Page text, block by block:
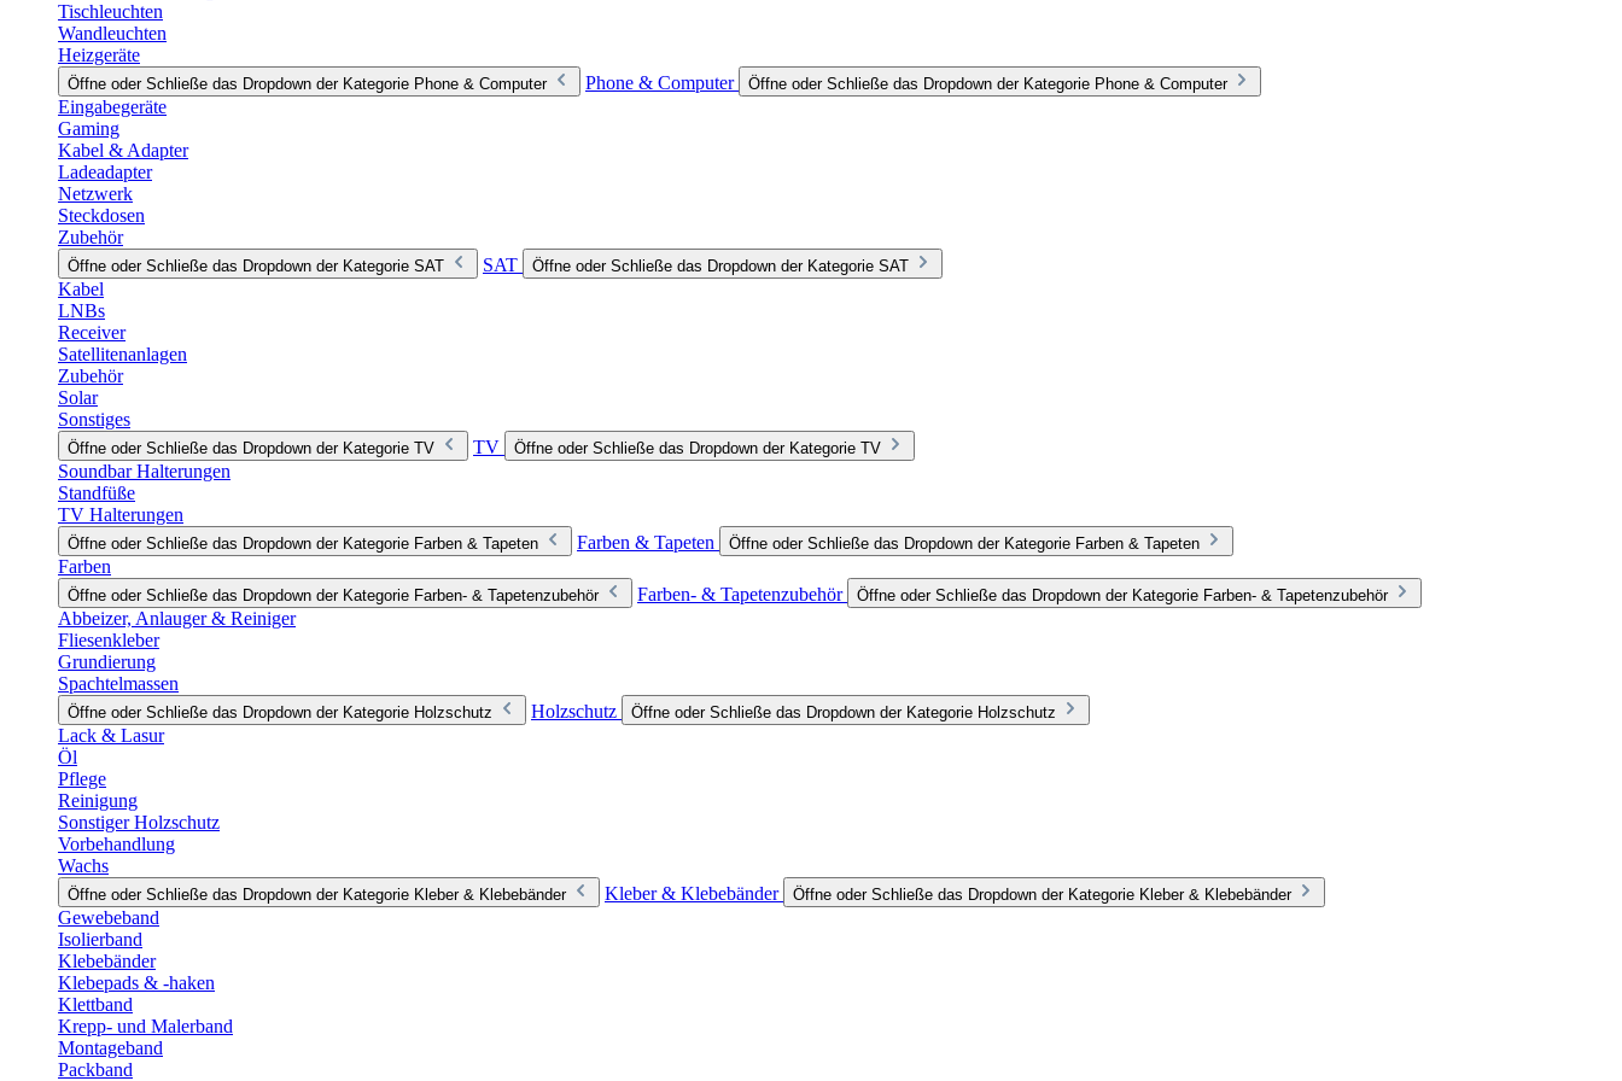
Tischleuchten
Wandleuchten
Heizgeräte
Öffne oder Schließe das Dropdown der Kategorie Phone & Computer Phone & Computer Öffne oder Schließe das Dropdown der Kategorie Phone & Computer
Eingabegeräte
Gaming
Kabel & Adapter
Ladeadapter
Netzwerk
Steckdosen
Zubehör
Öffne oder Schließe das Dropdown der Kategorie SAT SAT Öffne oder Schließe das Dropdown der Kategorie SAT
Kabel
LNBs
Receiver
Satellitenanlagen
Zubehör
Solar
Sonstiges
Öffne oder Schließe das Dropdown der Kategorie TV TV Öffne oder Schließe das Dropdown der Kategorie TV
Soundbar Halterungen
Standfüße
TV Halterungen
Öffne oder Schließe das Dropdown der Kategorie Farben & Tapeten Farben & Tapeten Öffne oder Schließe das Dropdown der Kategorie Farben & Tapeten
Farben
Öffne oder Schließe das Dropdown der Kategorie Farben- & Tapetenzubehör Farben- & Tapetenzubehör Öffne oder Schließe das Dropdown der Kategorie Farben- & Tapetenzubehör
Abbeizer, Anlauger & Reiniger
Fliesenkleber
Grundierung
Spachtelmassen
Öffne oder Schließe das Dropdown der Kategorie Holzschutz Holzschutz Öffne oder Schließe das Dropdown der Kategorie Holzschutz
Lack & Lasur
Öl
Pflege
Reinigung
Sonstiger Holzschutz
Vorbehandlung
Wachs
Öffne oder Schließe das Dropdown der Kategorie Kleber & Klebebänder Kleber & Klebebänder Öffne oder Schließe das Dropdown der Kategorie Kleber & Klebebänder
Gewebeband
Isolierband
Klebebänder
Klebepads & -haken
Klettband
Krepp- und Malerband
Montageband
Packband